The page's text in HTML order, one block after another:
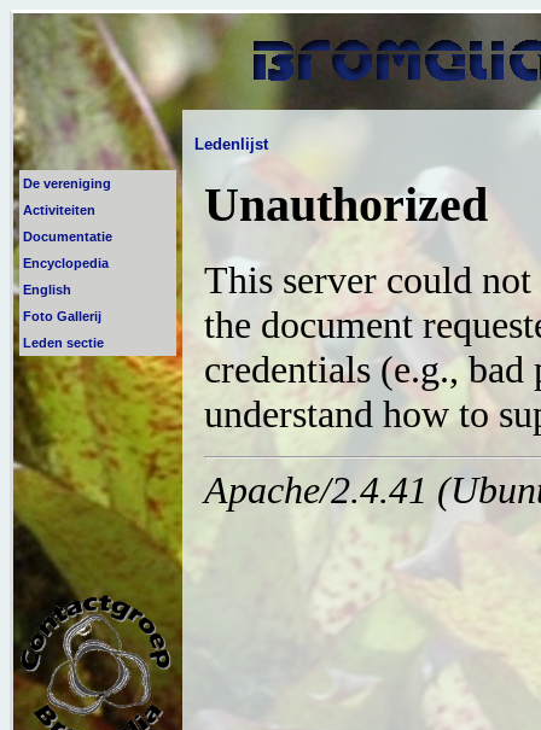
De vereniging
Activiteiten
Documentatie
Encyclopedia
English
Foto Gallerij
Leden sectie
Ledenlijst